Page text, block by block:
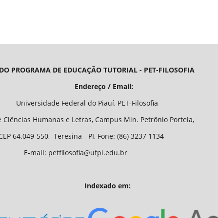
PROGRAMA DE EDUCAÇÃO TUTORIAL - PET-FILOSOFIA
/ Email:
Piauí, PET-Filosofia
Campus Min. Petrônio Portela,
- PI, Fone: (86) 3237 1134
Indexado em: